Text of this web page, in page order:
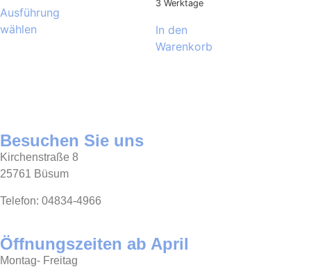
Ausführung
wählen
3 Werktage
In den
Warenkorb
Besuchen Sie uns
Kirchenstraße 8
25761 Büsum
Telefon: 04834-4966
Öffnungszeiten ab April
Montag- Freitag